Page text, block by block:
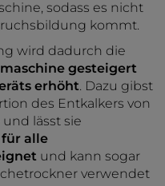
sodass es nicht
kommt.
wird dadurch die
gesteigert
erhöht. Dazu gibst
des Entkalkers von
lässt sie
für alle
und kann sogar
verwendet